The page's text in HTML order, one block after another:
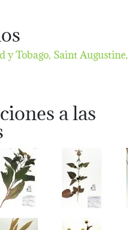
Tobago, Saint Augustine,
a las